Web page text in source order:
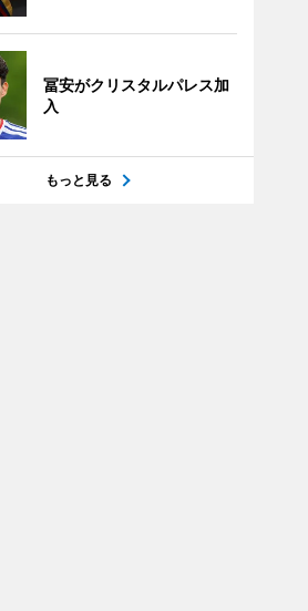
冨安がクリスタルパレス加
入
もっと見る